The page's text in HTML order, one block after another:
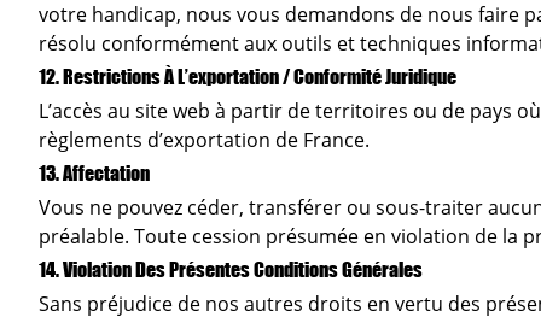
votre handicap, nous vous demandons de nous faire
résolu conformément aux outils et techniques
12. Restrictions À L’exportation / Conformité Juridique
L’accès au site web à partir de territoires ou de pays
règlements d’exportation de France.
13. Affectation
Vous ne pouvez céder, transférer ou sous-traiter
préalable. Toute cession présumée en violation de la
14. Violation Des Présentes Conditions Générales
Sans préjudice de nos autres droits en vertu des